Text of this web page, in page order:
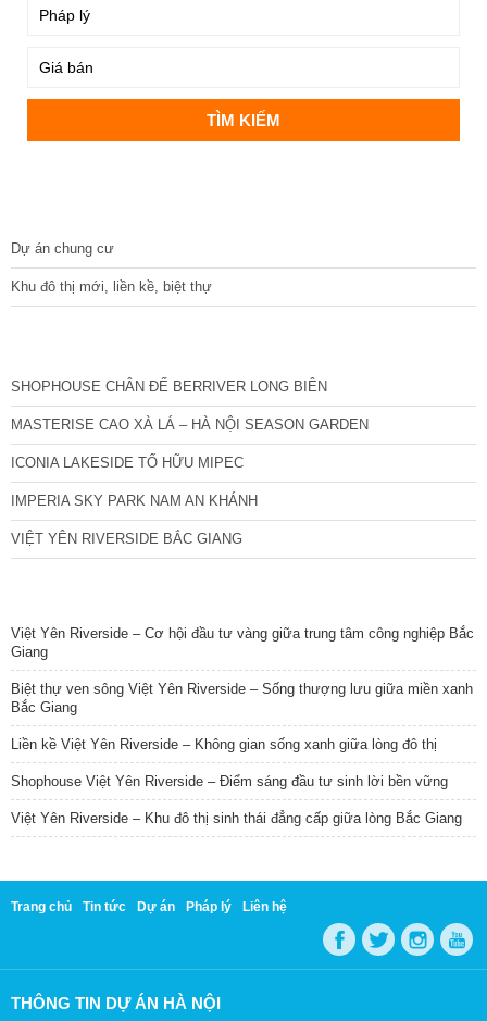
Dự án chung cư
Khu đô thị mới, liền kề, biệt thự
SHOPHOUSE CHÂN ĐẾ BERRIVER LONG BIÊN
MASTERISE CAO XÀ LÁ – HÀ NỘI SEASON GARDEN
ICONIA LAKESIDE TỐ HỮU MIPEC
IMPERIA SKY PARK NAM AN KHÁNH
VIỆT YÊN RIVERSIDE BẮC GIANG
Việt Yên Riverside – Cơ hội đầu tư vàng giữa trung tâm công nghiệp Bắc
Giang
Biệt thự ven sông Việt Yên Riverside – Sống thượng lưu giữa miền xanh
Bắc Giang
Liền kề Việt Yên Riverside – Không gian sống xanh giữa lòng đô thị
Shophouse Việt Yên Riverside – Điểm sáng đầu tư sinh lời bền vững
Việt Yên Riverside – Khu đô thị sinh thái đẳng cấp giữa lòng Bắc Giang
Trang chủ Tin tức Dự án Pháp lý Liên hệ
THÔNG TIN DỰ ÁN HÀ NỘI